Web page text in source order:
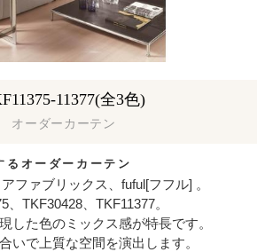
るオーダーカーテン
オーダーカーテン
11377(全3色)
ファブリックス、fuful[フフル] 。
、TKF30428、TKF11377。
した色のミックス感が特長です。
いで上質な空間を演出します。